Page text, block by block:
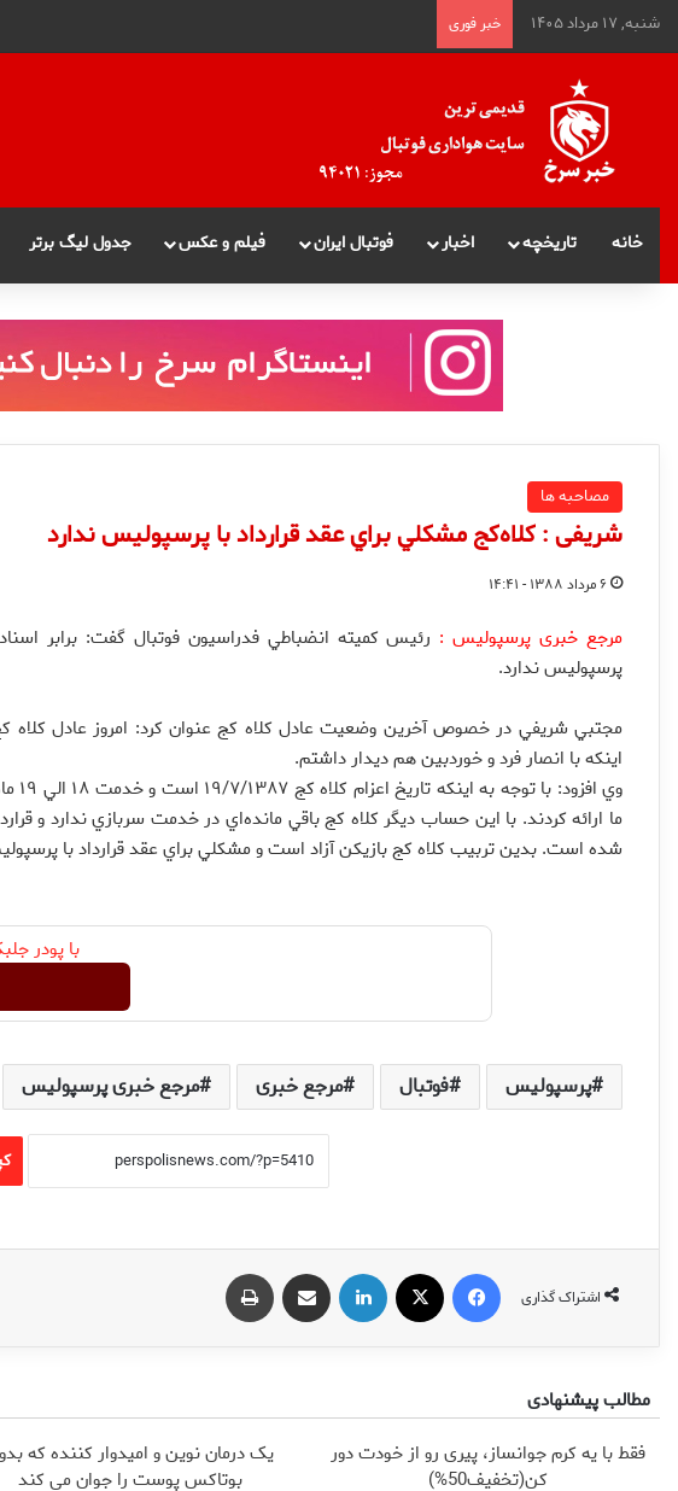
شنبه, ۱۷ مرداد ۱۴۰۵ خبر فوری
خانه تاریخچه اخبار فوتبال ایران فیلم و عکس جدول لیگ برتر
مصاحبه ها
شریفی : كلاه‌كج مشكلي براي عقد قرارداد با پرسپوليس ندارد
۶ مرداد ۱۳۸۸ - ۱۴:۴۱
مرجع خبری پرسپولیس : رئيس كميته انضباطي فدراسيون فوتبال گفت: برابر
پرسپوليس ندارد.
مجتبي شريفي در خصوص آخرين وضعيت عادل كلاه كج عنوان كرد: امروز عادل كلاه
اينكه با انصار فرد و خوردبين هم ديدار داشتم.
ما ارائه كردند. با اين حساب ديگر كلاه كج باقي مانده‌اي در خدمت سربازي ندارد و
شده است. بدين تربيب كلاه كج بازيكن آزاد است و مشكلي براي عقد قرارداد با
با پودر
پرسپولیس فوتبال مرجع خبری مرجع خبری پرسپولیس
اشتراک گذاری
فیس بوک لینکدین اشتراک گذاری از طریق ایمیل
مطالب پیشنهادی
فقط با یه کرم جوانساز، پیری رو از خودت دور
کن(تخفیف50%)
یک درمان نوین و امیدوار کننده که
بوتاکس پوست را جوان می کند